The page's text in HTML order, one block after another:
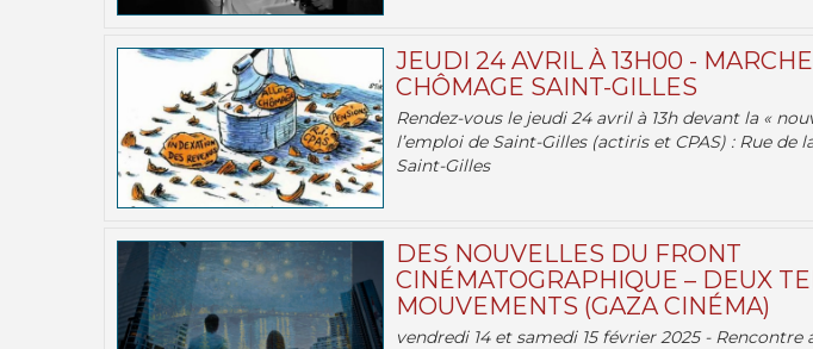
JEUDI 24 AVRIL À 13H00 -
CHÔMAGE SAINT-GILLES
Rendez-vous le jeudi 24 avril à 13h devant la «
l’emploi de Saint-Gilles (actiris et CPAS) : Rue de
Saint-Gilles
DES NOUVELLES DU FRONT
CINÉMATOGRAPHIQUE – DEUX
MOUVEMENTS (GAZA CINÉMA)
vendredi 14 et samedi 15 février 2025 - Rencontre